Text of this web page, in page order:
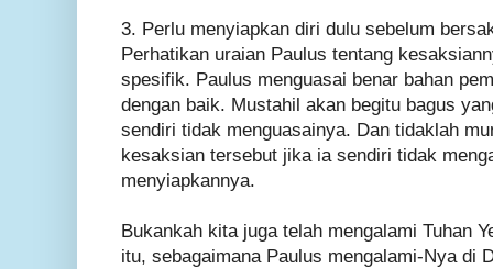
3. Perlu menyiapkan diri dulu sebelum
Perhatikan uraian Paulus tentang
spesifik. Paulus menguasai benar bahan
dengan baik. Mustahil akan begitu bagus
sendiri tidak menguasainya. Dan tidaklah
kesaksian tersebut jika ia sendiri tidak
menyiapkannya.
Bukankah kita juga telah mengalami Tuhan
itu, sebagaimana Paulus mengalami-Nya di